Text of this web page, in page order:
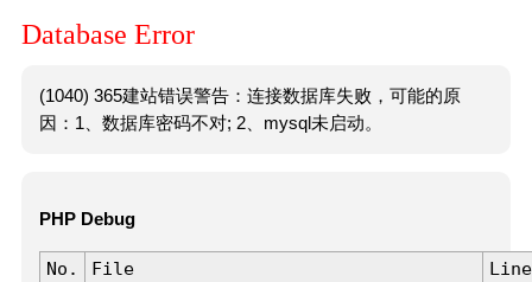
Database Error
(1040) 365建站错误警告：连接数据库失败，可能的原
因：1、数据库密码不对; 2、mysql未启动。
PHP Debug
No. File
Line